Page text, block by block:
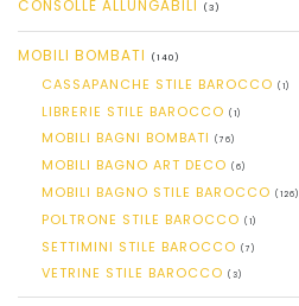
CONSOLLE ALLUNGABILI (3)
MOBILI BOMBATI (140)
CASSAPANCHE STILE BAROCCO (1)
LIBRERIE STILE BAROCCO (1)
MOBILI BAGNI BOMBATI (76)
MOBILI BAGNO ART DECO (6)
MOBILI BAGNO STILE BAROCCO (126)
POLTRONE STILE BAROCCO (1)
SETTIMINI STILE BAROCCO (7)
VETRINE STILE BAROCCO (3)